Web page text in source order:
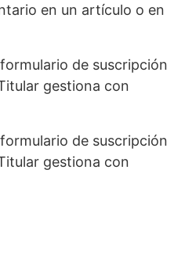
en un artículo o en
de suscripción
gestiona con
de suscripción
gestiona con